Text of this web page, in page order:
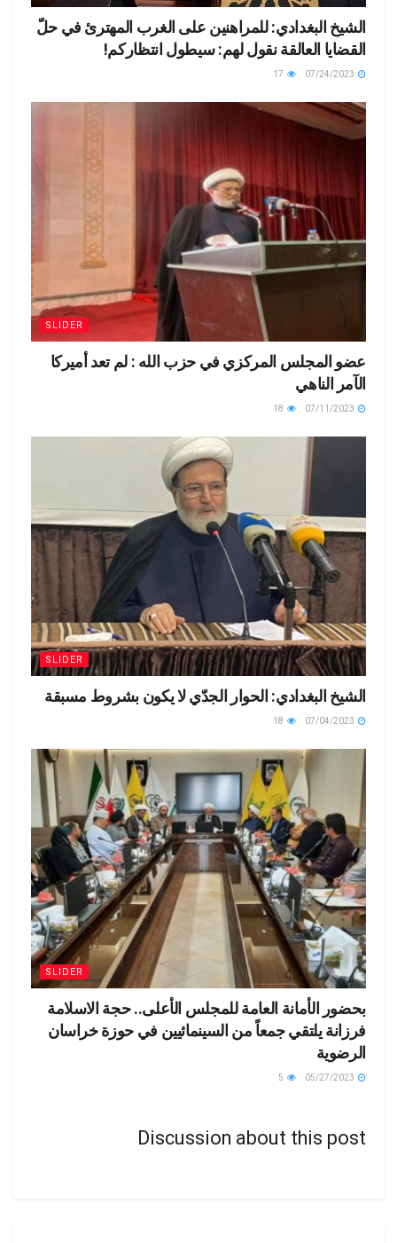
الشيخ البغدادي: للمراهنين على الغرب المهترئ في حلّ
القضايا العالقة نقول لهم: سيطول انتظاركم!
SLIDER
عضو المجلس المركزي في حزب الله : لم تعد أميركا
الآمر الناهي
SLIDER
الشيخ البغدادي: الحوار الجدّي لا يكون بشروط مسبقة
SLIDER
بحضور الأمانة العامة للمجلس الأعلى.. حجة الاسلامة
فرزانة يلتقي جمعاً من السينمائيين في حوزة خراسان
الرضوية
Discussion about this post